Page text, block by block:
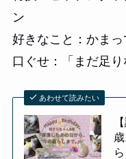
ン
好きなこと：かまっ
口ぐせ：「まだ足り
あわせて読みたい